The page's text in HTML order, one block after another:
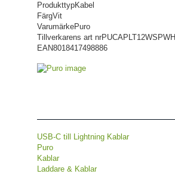
ProdukttypKabel
FärgVit
VarumärkePuro
Tillverkarens art nrPUCAPLT12WSPWHI
EAN8018417498886
USB-C till Lightning Kablar
Puro
Kablar
Laddare & Kablar